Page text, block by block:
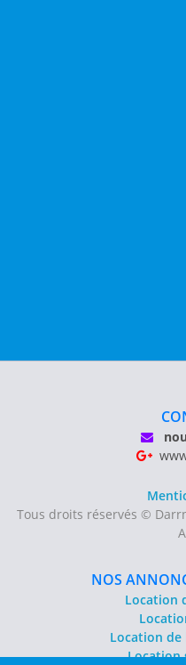
Tous droits réservés ©
NOS
Location
Location de
Location